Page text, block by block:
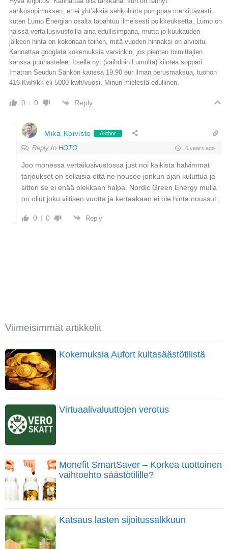
sähkösopimuksen, ettei yht’äkkiä sähköhinta pomppaa merkittävästi,
kuten Lumo Energian osalta tapahtuu ilmeisesti poikkeuksetta. Lumo on
näissä vertailusivustoilla aina edullisimpana, mutta jo kuukauden
jälkeen hinta on kokonaan toinen, mitä vuoden hinnaksi on arvioitu.
Kannattaa googlata kokemuksia varsinkin, jos pienten toimittajien
kanssa puuhastelee. Itsellä nyt (vaihdoin Lumolta) kiinteä soppari
Imatran Seudun Sähkön kanssa 19,90 eur ilman perusmaksua, tuohon
416 Kwh/kk eli 5000 kwh/vuosi. Minun mielestä edullinen.
0 0 Reply
Mika Koivisto Author
Reply to HOTO 6 years ago
Joo monessa vertailusivustossa just noi kaikista halvimmat
tarjoukset on sellaisia että ne nousee jonkun ajan kuluttua ja
sitten se ei enää olekkaan halpa. Nordic Green Energy mulla
on ollut joku viitisen vuotta ja kertaakaan ei ole hinta noussut.
0 0 Reply
Viimeisimmät artikkelit
Kokemuksia Aufort kultasäästötilistä
Virtuaalivaluuttojen verotus
Monefit SmartSaver – Korkea tuottoinen
vaihtoehto säästötilille?
Katsaus lasten sijoitussalkkuun